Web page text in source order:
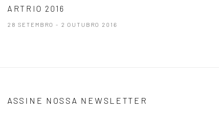
ARTRIO 2016
28 SETEMBRO - 2 OUTUBRO 2016
ASSINE NOSSA NEWSLETTER